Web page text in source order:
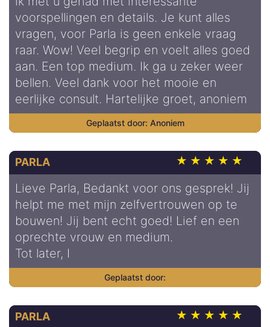
voorspellingen en details. Je kunt alles
vragen, voor Parla is geen enkele vraag
raar. Wow! Veel begrip en voelt alles goed
aan. Een top medium. Ik ga u zeker weer
bellen. Veel dank voor het mooie en
eerlijke consult. Hartelijke groet, anoniem
Anoniem
PARLA
Lieve Parla, Bedankt voor ons gesprek! Jij
helpt me met mijn zelfvertrouwen op te
bouwen! Jij bent echt goed! Lief en een
oprechte vrouw en medium.
Tot later, I
PARLA